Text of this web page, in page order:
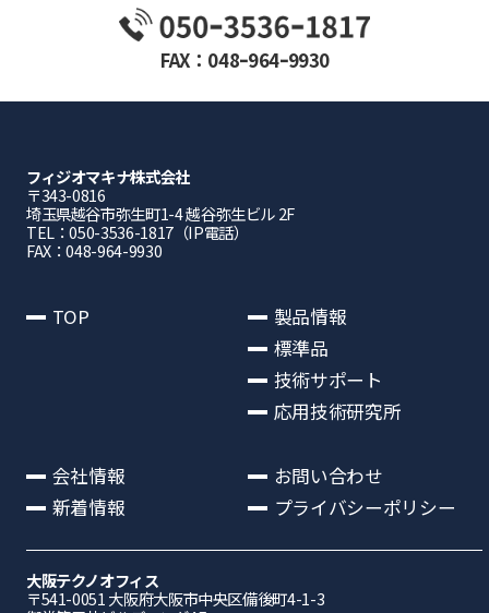
FAX：048ｰ964ｰ9930
フィジオマキナ株式会社
〒343-0816
埼⽟県越⾕市弥⽣町1-4 越⾕弥⽣ビル 2F
TEL：050-3536-1817（IP電話）
FAX：048-964-9930
TOP
製品情報
標準品
技術サポート
応用技術研究所
会社情報
新着情報
お問い合わせ
プライバシーポリシー
大阪テクノオフィス
〒541-0051 ⼤阪府⼤阪市中央区備後町4-1-3